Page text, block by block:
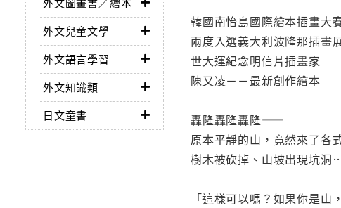
外文兒童文學
外文語言學習
外文知識類
日文童書
韓國南怡島國際繪本插畫大
兩度入選義大利波隆那插畫
世大運紀念明信片插畫家
陳又凌－－最新創作繪本
轟隆轟隆轟隆——
原本平靜的山，竟然來了各
樹木被砍掉、山坡出現坑
「這樣可以嗎？如果你是山